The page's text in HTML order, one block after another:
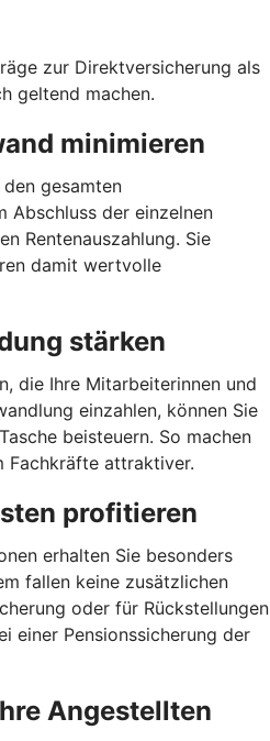
zur Direktversicherung als
geltend machen.
minimieren
gesamten
Abschluss der einzelnen
Rentenauszahlung. Sie
damit wertvolle
stärken
die Ihre Mitarbeiterinnen und
einzahlen, können Sie
beisteuern. So machen
Fachkräfte attraktiver.
profitieren
erhalten Sie besonders
fallen keine zusätzlichen
oder für Rückstellungen
einer Pensionssicherung der
Angestellten